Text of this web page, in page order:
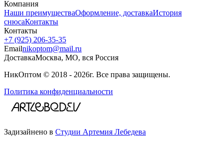
Компания
Наши преимуществаОформление, доставкаИстория
снюсаКонтакты
Контакты
+7 (925) 206‑35‑35
Emailnikoptom@mail.ru
ДоставкаМосква, МО, вся Россия
НикОптом © 2018 - 2026г. Все права защищены.
Политика конфиденциальности
Задизайнено в Студии Артемия Лебедева